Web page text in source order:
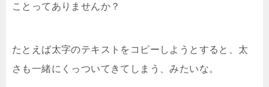
ことってありませんか？
たとえば太字のテキストをコピーしようとすると、太
さも一緒にくっついてきてしまう、みたいな。